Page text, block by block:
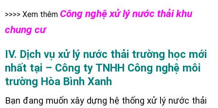
>>>> Xem thêm Công nghệ xử lý nước thải khu
chung cư
IV. Dịch vụ xử lý nước thải trường học mới
nhất tại – Công ty TNHH Công nghệ môi
trường Hòa Bình Xanh
Bạn đang muốn xây dựng hệ thống xử lý nước thải